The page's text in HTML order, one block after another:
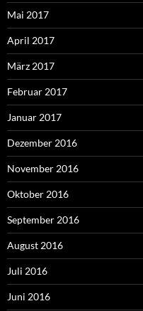
Mai 2017
April 2017
März 2017
Februar 2017
Januar 2017
Dezember 2016
November 2016
Oktober 2016
September 2016
August 2016
Juli 2016
Juni 2016